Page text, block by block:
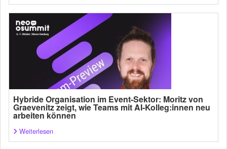
Hybride Organisation im Event-Sektor: Moritz von
Graevenitz zeigt, wie Teams mit AI-Kolleg:innen neu
arbeiten können
Weiterlesen